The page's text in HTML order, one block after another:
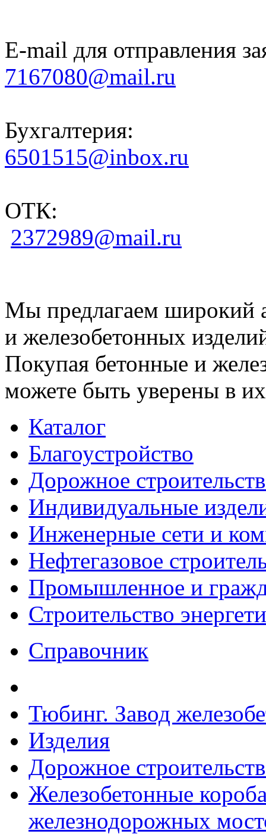
E-mail для отправления
7167080@mail.ru
Бухгалтерия:
6501515@inbox.ru
ОТК:
2372989@mail.ru
Мы предлагаем широкий
и железобетонных
Покупая бетонные и
можете быть уверены в их
Каталог
Благоустройство
Дорожное
Индивидуальные
Инженерные сети и
Нефтегазовое
Промышленное и
Строительство
Справочник
Тюбинг. Завод
Изделия
Дорожное
Железобетонные
железнодорожных